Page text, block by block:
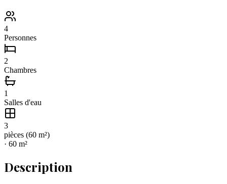
4
Personnes
2
Chambres
1
Salles d'eau
3
pièces (60 m²)
· 60 m²
Description